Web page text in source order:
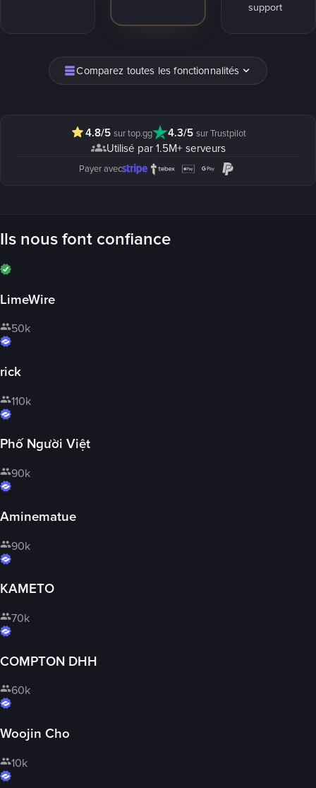
support
Comparez toutes les fonctionnalités
4.8/5 sur top.gg 4.3/5 sur Trustpilot
Utilisé par 1.5M+ serveurs
Payer avec
Ils nous font confiance
LimeWire
50k
rick
110k
Phố Người Việt
90k
Aminematue
90k
KAMETO
70k
COMPTON DHH
60k
Woojin Cho
10k